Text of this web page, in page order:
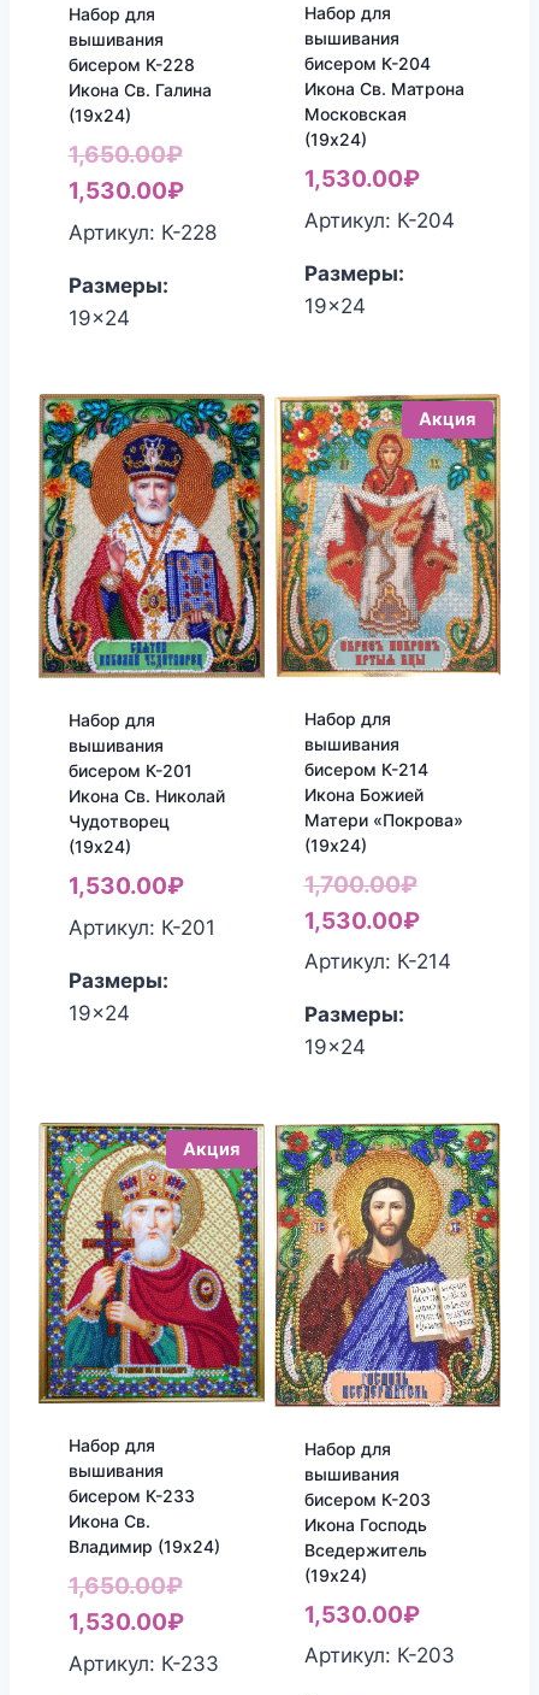
Набор для
вышивания
бисером К-228
Икона Св. Галина
(19х24)
1,650.00₽Первоначальная
цена
составляла
1,530.00₽Текущая
цена:
Артикул: К-228
Размеры:
19x24
Набор для
вышивания
бисером К-204
Икона Св. Матрона
Московская
(19х24)
1,530.00₽
Артикул: К-204
Размеры:
19x24
Набор для
вышивания
бисером К-201
Икона Св. Николай
Чудотворец
(19х24)
1,530.00₽
Артикул: К-201
Размеры:
19x24
Акция
Набор для
вышивания
бисером К-214
Икона Божией
Матери «Покрова»
(19х24)
1,700.00₽
цена
1,530.00₽Текущая
цена:
Артикул: К-214
Размеры:
19x24
Акция
Набор для
вышивания
бисером К-233
Икона Св.
Владимир (19х24)
1,650.00₽Первоначальная
цена
составляла
1,530.00₽Текущая
цена:
Артикул: К-233
Набор для
вышивания
бисером К-203
Икона Господь
Вседержитель
(19х24)
1,530.00₽
Артикул: К-203